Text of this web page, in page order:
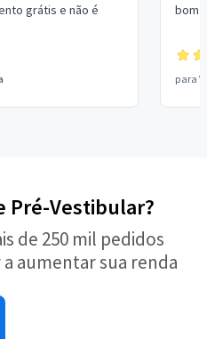
grátis e não é
bom
para
Pré-Vestibular?
de 250 mil pedidos
aumentar sua renda